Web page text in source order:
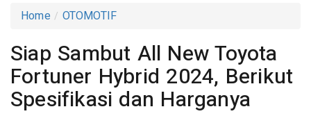
Home OTOMOTIF
Siap Sambut All New Toyota
Fortuner Hybrid 2024, Berikut
Spesifikasi dan Harganya